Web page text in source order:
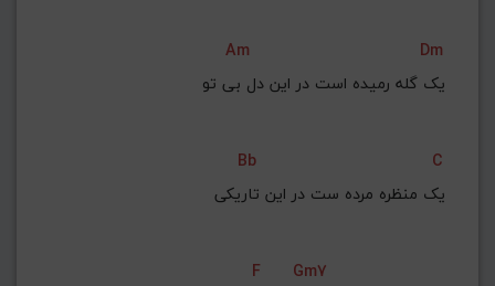
Am
Dm
یک گله رمیده است در این دل بی تو
Bb
C
یک منظره مرده ست در این تاریکی
F
Gm7